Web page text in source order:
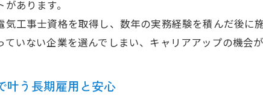
あります。
気工事士資格を取得し、数年の実務経験を積んだ後
ていない企業を選んでしまい、キャリアアップの機会
叶う長期雇用と安心